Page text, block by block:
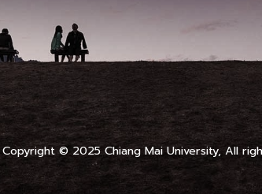
Copyright © 2025 Chiang Mai University, All